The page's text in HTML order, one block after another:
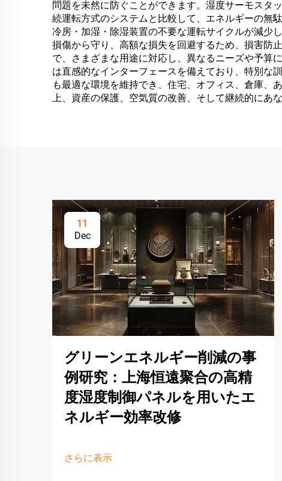
問題を未然に防ぐことができます。湿度サーモスタ
続運転方式のシステムと比較して、エネルギーの無
冷房・加湿・除湿装置の不要な運転サイクルが減少
損傷から守り、高額な損失を回避するため、損害防
で、さまざまな用途に対応し、異なるニーズや予算
は直感的なインターフェースを備えており、特別な
も最適な環境を維持でき、住宅、オフィス、倉庫、
上、資産の保護、空気質の改善、そして継続的にあ
11
Dec
グリーンエネルギー削減の事
例研究：上海恒遠聚合の高精
度湿度制御パネルを用いたエ
ネルギー効率改修
さらに表示